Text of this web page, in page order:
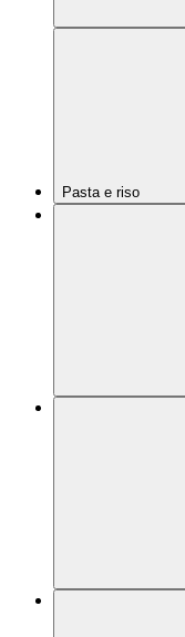
Pasta e riso